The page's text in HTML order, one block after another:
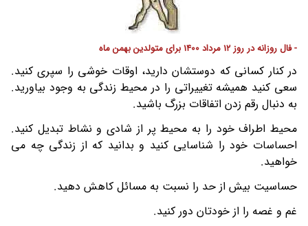
- فال روزانه در روز 12 مرداد 1400 برای متولدین بهمن ماه
در کنار کسانی که دوستشان دارید، اوقات خوشی را سپری کنید.
سعی کنید همیشه تغییراتی را در محیط زندگی به وجود بیاورید.
به دنبال رقم زدن اتفاقات بزرگ باشید.
محیط اطراف خود را به محیط پر از شادی و نشاط تبدیل کنید.
احساسات خود را شناسایی کنید و بدانید که از زندگی چه می
خواهید.
حساسیت بیش از حد را نسبت به مسائل کاهش دهید.
غم و غصه را از خودتان دور کنید.